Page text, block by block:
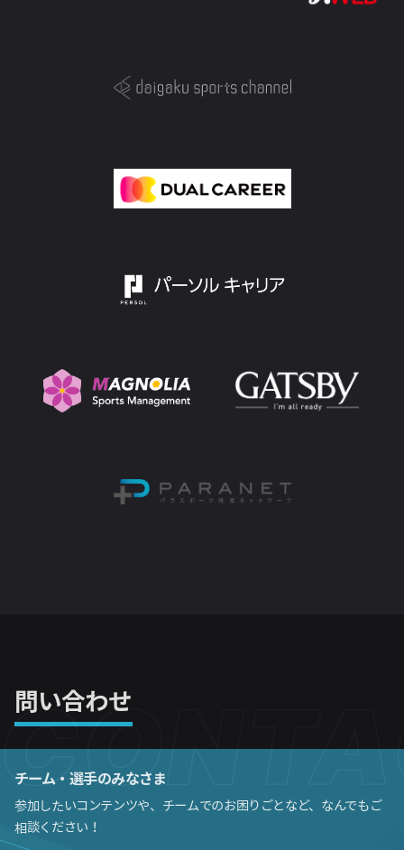
問い合わせ
チーム・選手のみなさま
参加したいコンテンツや、チームでのお困りごとなど、なんでもご
相談ください！